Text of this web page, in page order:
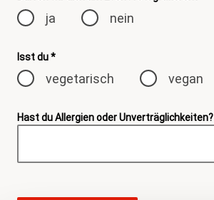
ja nein
Isst du *
vegetarisch vegan
Hast du Allergien oder Unverträglichkeiten?